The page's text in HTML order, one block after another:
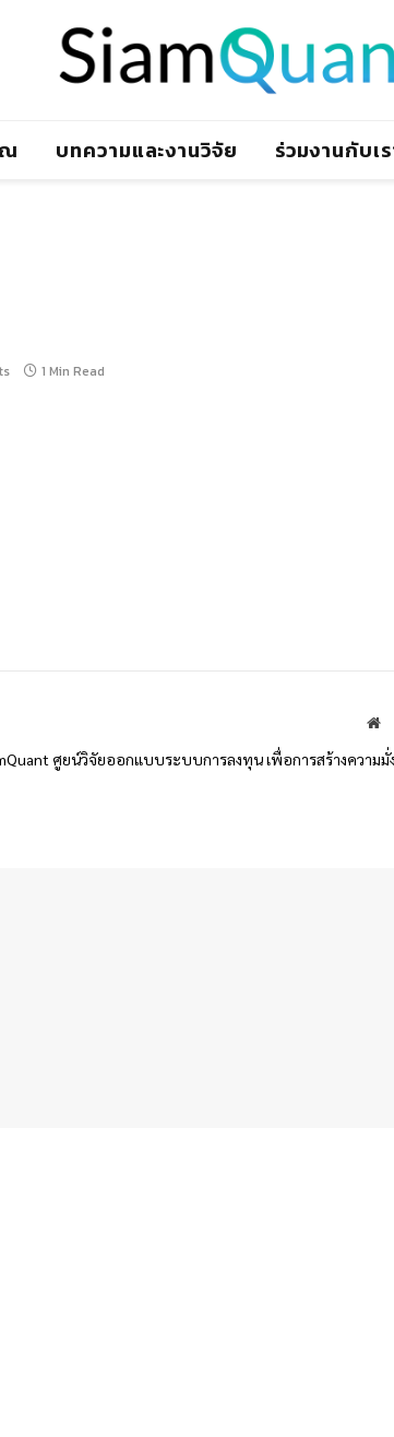
บทความและงานวิจัย ร่วมงานกับเ
1 Min Read
ศูยน์วิจัยออกแบบระบบการลงทุน เพื่อการสร้างความมั่